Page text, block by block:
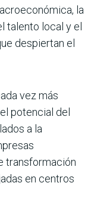
la
talento local y el
despiertan el
vez más
potencial del
a la
transformación
en centros